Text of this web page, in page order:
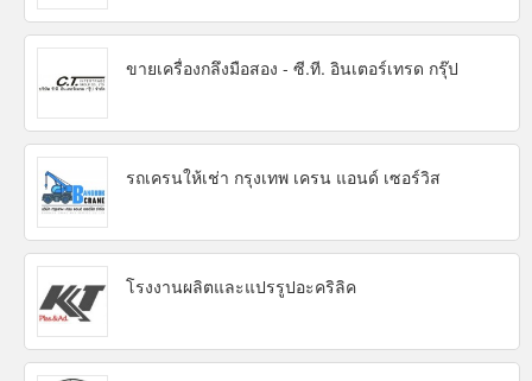
ขายเครื่องกลึงมือสอง - ซี.ที. อินเตอร์เทรด กรุ๊ป
รถเครนให้เช่า กรุงเทพ เครน แอนด์ เซอร์วิส
โรงงานผลิตและแปรรูปอะคริลิค